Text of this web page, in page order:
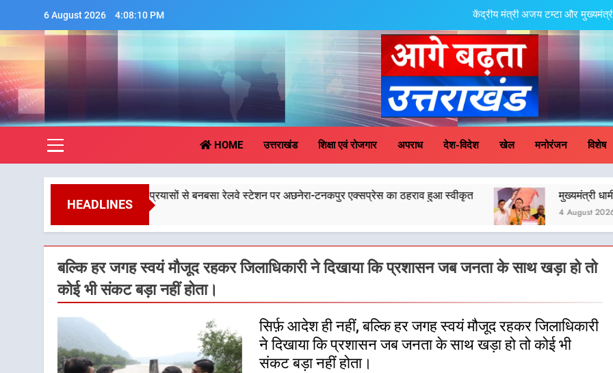
content
6 August 2026 4:08:11 PM केंद्रीय मंत्री अजय टम्टा और
एमडीडीए बोर्ड बैठक में 25 विकास प्रस्तावों को मिली मंजूरी,
मुख्यमंत्री धामी के प्रयासों से बनबसा रेलवे स्टेशन
मुख्यमंत्री धामी के कुशल नेतृत्व में कांवड़ यात्रा में सुरक्षा,
एमडीडीए बोर्ड बैठक में 25 विकास प्रस्तावों को मिली मंजूरी,
मुख्यमंत्री धामी के प्रयासों से बनबसा रेलवे स्टेशन
मुख्यमंत्री धामी के कुशल नेतृत्व में कांवड़ यात्रा में सुरक्षा,
Aage Badhta
HOME उत्तराखंड शिक्षा एवं रोजगार अपराध देश-विदेश खेल मनोरंजन विशेष
HEADLINES
मुख्यमंत्री धामी के प्रयासों से बनबसा रेलवे स्टेशन पर अछनेरा-टनकपुर एक्सप्रेस का ठहराव हुआ स्वीकृत मुख्यमंत्री धामी के कुशल नेतृत्व
4 August 2026
बल्कि हर जगह स्वयं मौजूद रहकर जिलाधिकारी ने दिखाया कि प्रशासन जब जनता के साथ खड़ा हो तो
कोई भी संकट बड़ा नहीं होता।
सिर्फ़ आदेश ही नहीं, बल्कि हर जगह स्वयं मौजूद रहकर जिलाधिकारी
ने दिखाया कि प्रशासन जब जनता के साथ खड़ा हो तो कोई भी
संकट बड़ा नहीं होता।